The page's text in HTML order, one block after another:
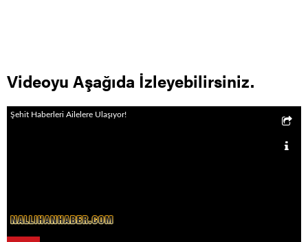
Videoyu Aşağıda İzleyebilirsiniz.
Şehit Haberleri Ailelere Ulaşıyor!